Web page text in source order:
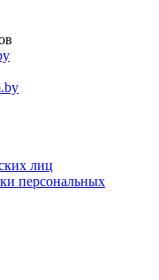
лиц
персональных